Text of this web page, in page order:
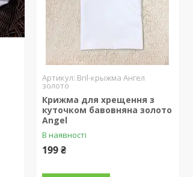
Bril-крыжма Ангел
золото
Крижма для хрещення з
куточком бавовняна золото
Angel
В наявності
199 ₴